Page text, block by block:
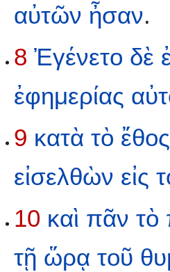
αὐτῶν ἦσαν.
8 Ἐγένετο δὲ
ἐφημερίας
9 κατὰ τὸ ἔθος
εἰσελθὼν εἰς
10 καὶ πᾶν τὸ
τῇ ὥρᾳ τοῦ